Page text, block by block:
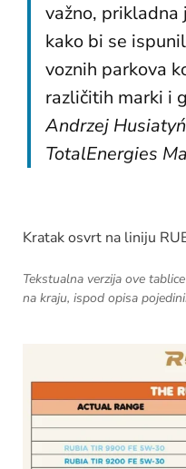
važno, prikladna
kako bi se
voznih parkova
različitih marki i
Andrzej
TotalEnergies
Kratak osvrt na liniju
Tekstualna verzija ove
na kraju, ispod opisa